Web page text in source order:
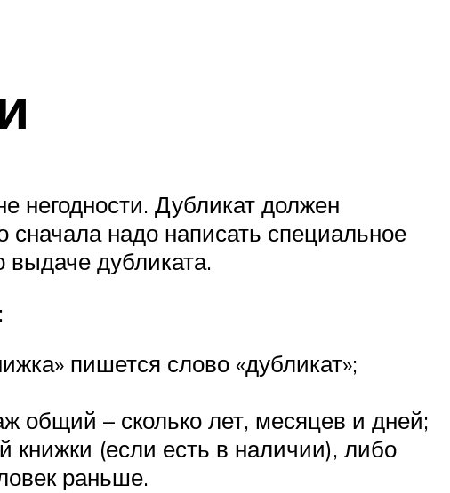
негодности. Дубликат должен
сначала надо написать специальное
выдаче дубликата.
пишется слово «дубликат»;
общий – сколько лет, месяцев и дней;
книжки (если есть в наличии), либо
раньше.